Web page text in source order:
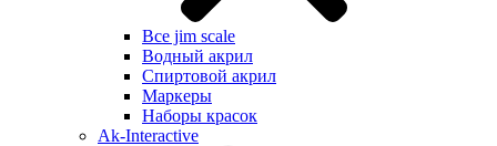
Все jim scale
Водный акрил
Спиртовой акрил
Маркеры
Наборы красок
Ak-Interactive